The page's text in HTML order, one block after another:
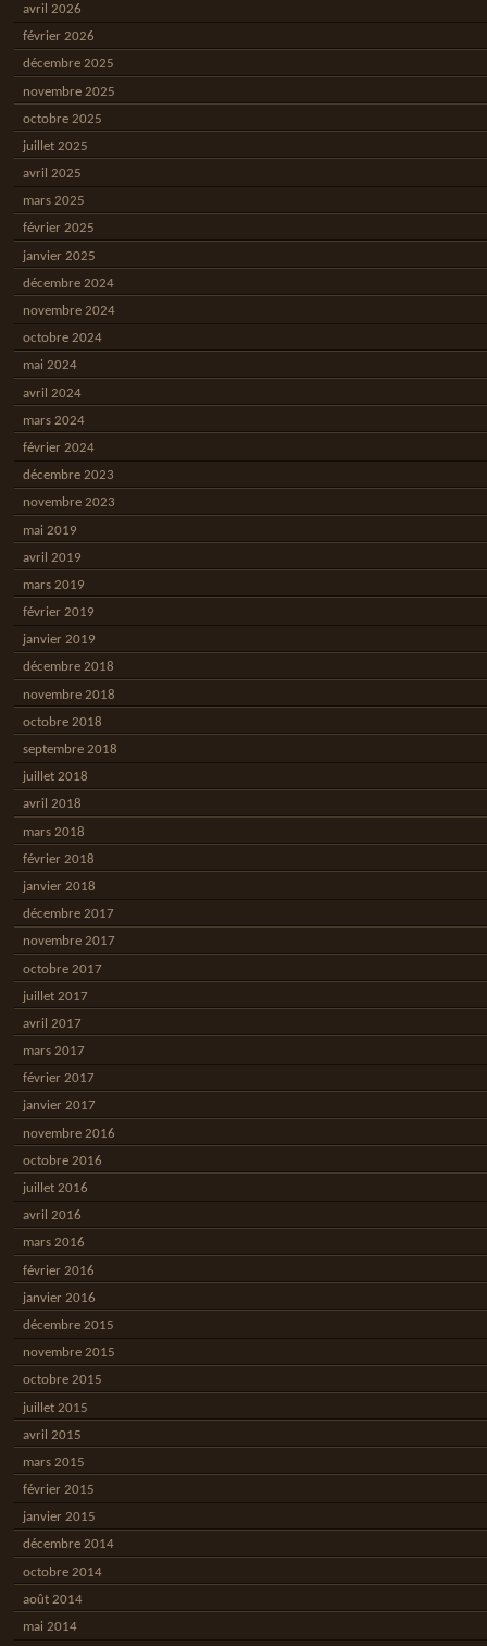
avril 2026
février 2026
décembre 2025
novembre 2025
octobre 2025
juillet 2025
avril 2025
mars 2025
février 2025
janvier 2025
décembre 2024
novembre 2024
octobre 2024
mai 2024
avril 2024
mars 2024
février 2024
décembre 2023
novembre 2023
mai 2019
avril 2019
mars 2019
février 2019
janvier 2019
décembre 2018
novembre 2018
octobre 2018
septembre 2018
juillet 2018
avril 2018
mars 2018
février 2018
janvier 2018
décembre 2017
novembre 2017
octobre 2017
juillet 2017
avril 2017
mars 2017
février 2017
janvier 2017
novembre 2016
octobre 2016
juillet 2016
avril 2016
mars 2016
février 2016
janvier 2016
décembre 2015
novembre 2015
octobre 2015
juillet 2015
avril 2015
mars 2015
février 2015
janvier 2015
décembre 2014
octobre 2014
août 2014
mai 2014